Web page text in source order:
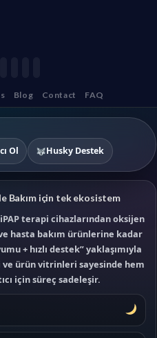
Blog Contact FAQ
Ol Husky Destek
Bakım için tek ekosistem
terapi cihazlarından oksijen
hasta bakım ürünlerine kadar
+ hızlı destek” yaklaşımıyla
ürün vitrinleri sayesinde hem
için süreç sadeleşir.